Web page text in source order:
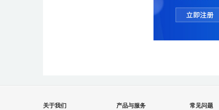
关于我们 产品与服务 常见问题